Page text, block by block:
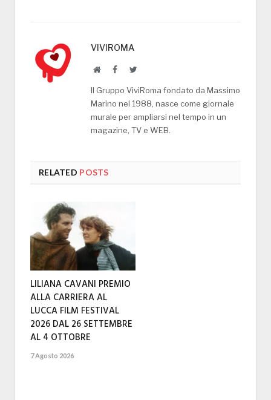
VIVIROMA
WebsiteFacebookTwitter
Il Gruppo ViviRoma fondato da Massimo
Marino nel 1988, nasce come giornale
murale per ampliarsi nel tempo in un
magazine, TV e WEB.
RELATED POSTS
LILIANA CAVANI PREMIO
ALLA CARRIERA AL
LUCCA FILM FESTIVAL
2026 DAL 26 SETTEMBRE
AL 4 OTTOBRE
7 Agosto 2026